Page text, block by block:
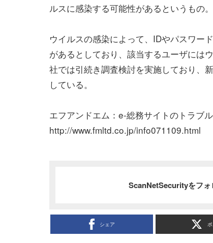
ルスに感染する可能性があるというもの
ウイルスの感染によって、IDやパスワー
があるとしており、該当するユーザには
社では引続き調査検討を実施しており、
している。
エフアンドエム：e-総務サイトのトラブ
http://www.fmltd.co.jp/info071109.html
ScanNetSecurityをフォ
シェア